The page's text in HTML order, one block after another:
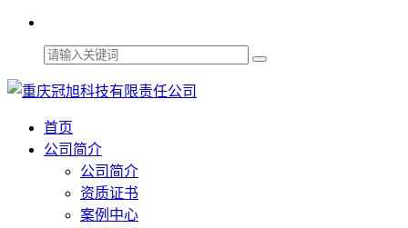
首页
公司简介
公司简介
资质证书
案例中心